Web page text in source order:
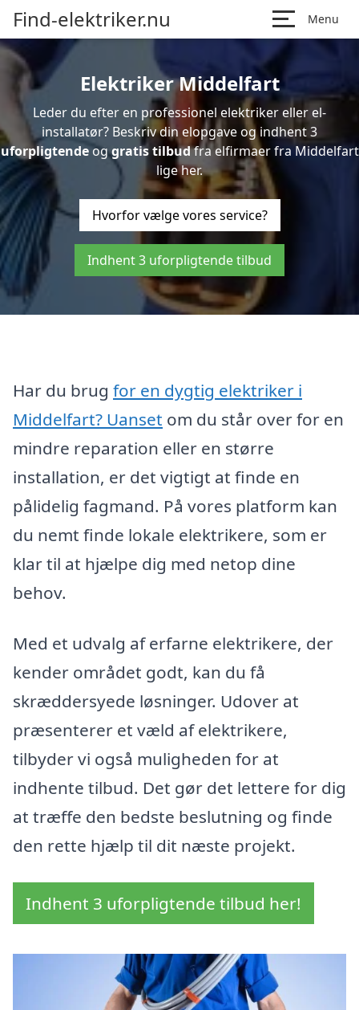
Find-elektriker.nu Menu
Elektriker Middelfart
Leder du efter en professionel elektriker eller el-
installatør? Beskriv din elopgave og indhent 3
uforpligtendeoggratis tilbudfra elfirmaer fra Middelfart
lige her.
Hvorfor vælge vores service?
Indhent 3 uforpligtende tilbud
Har du brug for en dygtig elektriker i
Middelfart? Uanset om du står over for en
mindre reparation eller en større
installation, er det vigtigt at finde en
pålidelig fagmand. På vores platform kan
du nemt finde lokale elektrikere, som er
klar til at hjælpe dig med netop dine
behov.
Med et udvalg af erfarne elektrikere, der
kender området godt, kan du få
skræddersyede løsninger. Udover at
præsenterer et væld af elektrikere,
tilbyder vi også muligheden for at
indhente tilbud. Det gør det lettere for dig
at træffe den bedste beslutning og finde
den rette hjælp til dit næste projekt.
Indhent 3 uforpligtende tilbud her!